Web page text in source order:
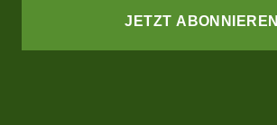
JETZT ABONNIEREN